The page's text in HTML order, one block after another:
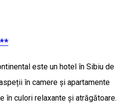
este un hotel în Sibiu de
în camere și apartamente
în culori relaxante și atrăgătoare.